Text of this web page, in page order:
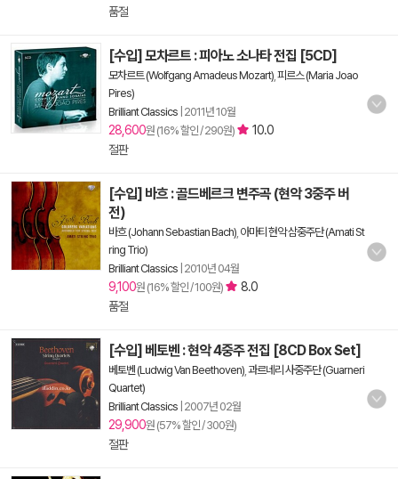
품절
[수입] 모차르트 : 피아노 소나타 전집 [5CD]
모차르트 (Wolfgang Amadeus Mozart) 피르스 (Maria Joao
Pires)
Brilliant Classics 2011년 10월
28,600원 (16% 할인 / 290원)
10.0
절판
[수입] 바흐 : 골드베르크 변주곡 (현악 3중주 버
전)
바흐 (Johann Sebastian Bach) 아마티 현악 삼중주단 (Amati St
ring Trio)
Brilliant Classics 2010년 04월
9,100원 (16% 할인 / 100원)
8.0
품절
[수입] 베토벤 : 현악 4중주 전집 [8CD Box Set]
베토벤 (Ludwig Van Beethoven) 과르네리 사중주단 (Guarneri
Quartet)
Brilliant Classics 2007년 02월
29,900원 (57% 할인 / 300원)
절판